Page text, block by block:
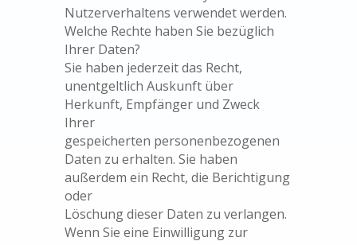
Nutzerverhaltens verwendet werden.
Welche Rechte haben Sie bezüglich
Ihrer Daten?
Sie haben jederzeit das Recht,
unentgeltlich Auskunft über
Herkunft, Empfänger und Zweck
Ihrer
gespeicherten personenbezogenen
Daten zu erhalten. Sie haben
außerdem ein Recht, die Berichtigung
oder
Löschung dieser Daten zu verlangen.
Wenn Sie eine Einwilligung zur